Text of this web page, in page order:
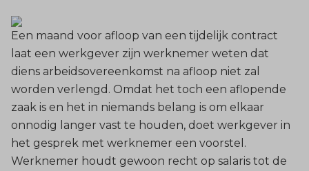
Een maand voor afloop van een tijdelijk contract
laat een werkgever zijn werknemer weten dat
diens arbeidsovereenkomst na afloop niet zal
worden verlengd. Omdat het toch een aflopende
zaak is en het in niemands belang is om elkaar
onnodig langer vast te houden, doet werkgever in
het gesprek met werknemer een voorstel.
Werknemer houdt gewoon recht op salaris tot de